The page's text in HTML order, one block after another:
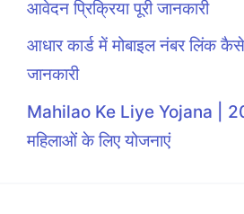
आवेदन प्रिक्रिया पूरी जानकारी
आधार कार्ड में मोबाइल नंबर लिंक
जानकारी
Mahilao Ke Liye Yojana |
महिलाओं के लिए योजनाएं